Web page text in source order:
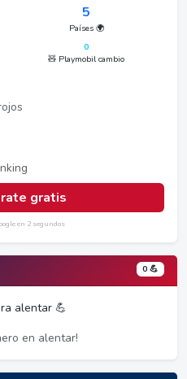
5
Países 🌍
0
🧸 Playmobil cambio
gratis
en 2 segundos
0 💪
alentar 💪
en alentar!